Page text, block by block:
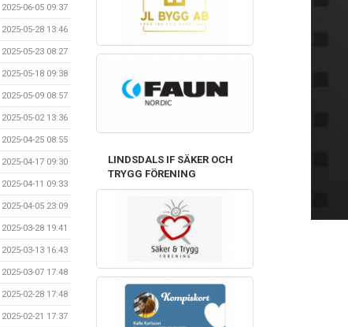
2025-06-05 09:37
2025-05-28 13:46
2025-05-23 08:27
2025-05-18 09:38
2025-05-09 08:57
2025-05-02 13:36
2025-04-25 08:55
2025-04-17 09:30
2025-04-11 09:33
2025-04-05 23:09
2025-03-28 19:41
2025-03-13 16:43
2025-03-07 17:48
2025-02-28 17:48
2025-02-21 17:37
LINDSDALS IF SÄKER OCH
TRYGG FÖRENING